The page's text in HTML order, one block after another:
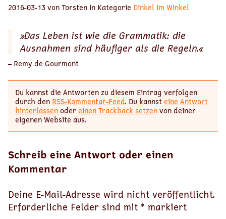
2016-03-13 von Torsten in Kategorie Dinkel im Winkel
»Das Leben ist wie die Grammatik: die
Ausnahmen sind häufiger als die Regeln.«
– Remy de Gourmont
Du kannst die Antworten zu diesem Eintrag verfolgen
durch den RSS-Kommentar-Feed. Du kannsteine Antwort
hinterlassenodereinen Trackback setzenvon deiner
eigenen Website aus.
Schreib eine Antwort oder einen
Kommentar
Deine E-Mail-Adresse wird nicht veröffentlicht.
Erforderliche Felder sind mit * markiert